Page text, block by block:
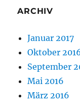
ARCHIV
Januar 2017
Oktober
September
Mai 2016
März 2016